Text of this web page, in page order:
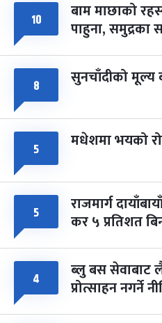
८ फागुपूर्णिमा
चैत्र ८, २०८३-Mar 22, 2027
१० बाम माछाको
पाहुना, समुद्रका
८ सुनचाँदीको मूल्य
५ मधेशमा भयको
५ राजमार्ग
कर ५ प्रतिशत
४ ब्लु बस सेवाबाट
प्रोत्साहन नगर्ने